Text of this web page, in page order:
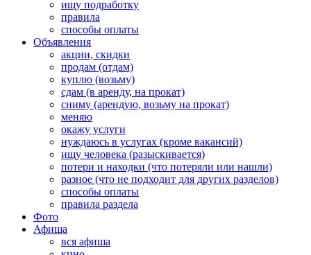
ищу подработку
правила
способы оплаты
Объявления
акции, скидки
продам (отдам)
куплю (возьму)
сдам (в аренду, на прокат)
сниму (арендую, возьму на прокат)
меняю
окажу услуги
нуждаюсь в услугах (кроме вакансий)
ищу человека (разыскивается)
потери и находки (что потеряли или нашли)
разное (что не подходит для других разделов)
способы оплаты
правила раздела
Фото
Афиша
вся афиша